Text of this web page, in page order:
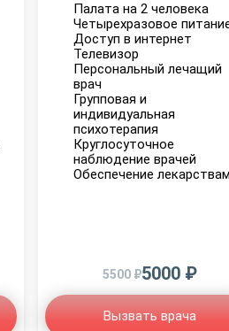
Палата на 2 человека
Четырехразовое
Доступ в интернет
Телевизор
Персональный лечащий
врач
Групповая и
индивидуальная
психотерапия
Круглосуточное
наблюдение врачей
Обеспечение
5500 ₽5000 ₽
Вызвать врача